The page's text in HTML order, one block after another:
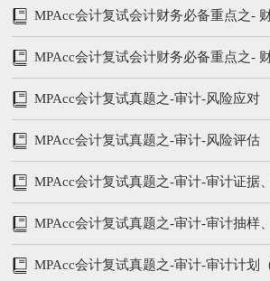
及应收账款
MPAcc会计复试会计财务必备重点之-
（下）
MPAcc会计复试会计财务必备重点之-
（上）
MPAcc会计复试真题之-审计-风险应对
MPAcc会计复试真题之-审计-风险评估
MPAcc会计复试真题之-审计-审计证据
MPAcc会计复试真题之-审计-审计抽样
MPAcc会计复试真题之-审计-审计计划